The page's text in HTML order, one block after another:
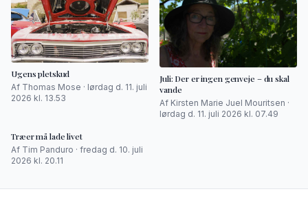
Ugens pletskud
Af Thomas Mose · lørdag d. 11. juli
2026 kl. 13.53
Juli: Der er ingen genveje – du skal
vande
Af Kirsten Marie Juel Mouritsen ·
lørdag d. 11. juli 2026 kl. 07.49
Træer må lade livet
Af Tim Panduro · fredag d. 10. juli
2026 kl. 20.11